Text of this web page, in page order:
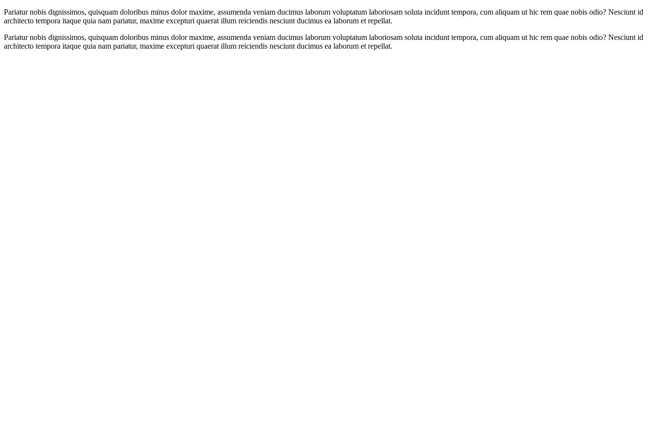
Pariatur nobis dignissimos, quisquam doloribus minus dolor maxime, assumenda veniam ducimus laborum voluptatum laboriosam soluta incidunt tempora, cum aliquam ut hic rem quae nobis odio? Nesciunt id
architecto tempora itaque quia nam pariatur, maxime excepturi quaerat illum reiciendis nesciunt ducimus ea laborum et repellat.
Pariatur nobis dignissimos, quisquam doloribus minus dolor maxime, assumenda veniam ducimus laborum voluptatum laboriosam soluta incidunt tempora, cum aliquam ut hic rem quae nobis odio? Nesciunt id
architecto tempora itaque quia nam pariatur, maxime excepturi quaerat illum reiciendis nesciunt ducimus ea laborum et repellat.